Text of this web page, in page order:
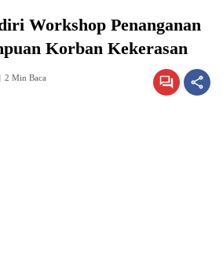
Workshop Penanganan
Korban Kekerasan
2 Min Baca